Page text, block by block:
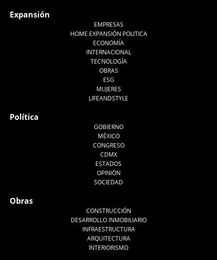
Expansión
EMPRESAS
HOME EXPANSIÓN POLITICA
ECONOMÍA
INTERNACIONAL
TECNOLOGÍA
OBRAS
ESG
MUJERES
LIFEANDSTYLE
Política
GOBIERNO
MÉXICO
CONGRESO
CDMX
ESTADOS
OPINIÓN
SOCIEDAD
Obras
CONSTRUCCIÓN
DESARROLLO INMOBILIARIO
INFRAESTRUCTURA
ARQUITECTURA
INTERIORISMO